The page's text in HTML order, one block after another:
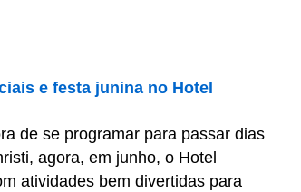
e festa junina no Hotel
de se programar para passar dias
agora, em junho, o Hotel
atividades bem divertidas para